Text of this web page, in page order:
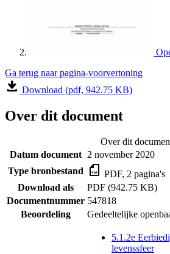
Ga terug naar pagina-voorvertoning
Download (pdf, 942.75 KB)
Over dit document
Over dit
Datum document 2 november 2020
Type bronbestand
PDF, 2 pagina's
Download als
PDF (942.75 KB)
Documentnummer 547818
Beoordeling
Gedeeltelijke
5.1.2e
levenssfeer